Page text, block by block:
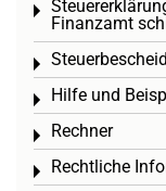
Finanzamt
Toggle menu
Toggle menu
Hilfe und
Toggle menu
Rechner
Toggle menu
Rechtliche
Toggle menu